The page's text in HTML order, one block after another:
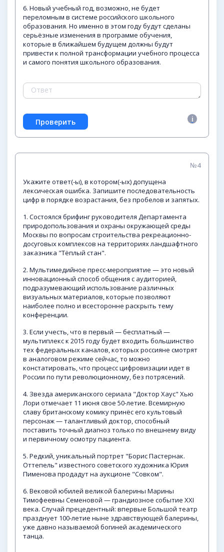
6. Новый учебный год, возможно, не будет
переломным в системе российского школьного
образования. Но именно в этом году будут сделаны
серьёзные изменения в программе обучения,
которые в ближайшем будущем должны будут
привести к полной трансформации учебного процесса
и самого понятия школьного образования.
№4
Укажите ответ(-ы), в котором(-ых) допущена
лексическая ошибка. Запишите последовательность
цифр в порядке возрастания, без пробелов и запятых.
1. Состоялся брифинг руководителя Департамента
природопользования и охраны окружающей среды
Москвы по вопросам строительства рекреационно-
досуговых комплексов на территориях ландшафтного
заказника "Тёплый стан".
2. Мультимедийное пресс-мероприятие — это новый
инновационный способ общения с аудиторией,
подразумевающий использование различных
визуальных материалов, которые позволяют
наиболее полно и всесторонне раскрыть тему
конференции.
3. Если учесть, что в первый — бесплатный —
мультиплекс к 2015 году будет входить большинство
тех федеральных каналов, которых россияне смотрят
в аналоговом режиме сейчас, то можно
констатировать, что процесс цифровизации идет в
России по пути революционному, без потрясений.
4. Звезда американского сериала "Доктор Хаус" Хью
Лори отмечает 11 июня свое 50-летие. Всемирную
славу британскому комику принёс его культовый
персонаж — талантливый доктор, способный
поставить точный диагноз только по внешнему виду
и первичному осмотру пациента.
5. Редкий, уникальный портрет "Борис Пастернак.
Оттепель" известного советского художника Юрия
Пименова продадут на аукционе "Совком".
6. Вековой юбилей великой балерины Марины
Тимофеевны Семеновой — грандиозное событие XXI
века. Случай прецедентный: впервые Большой театр
празднует 100-летие ныне здравствующей балерины,
уже давно называемой богиней академического
танца.